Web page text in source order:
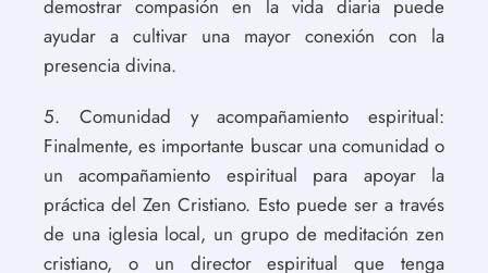
demostrar compasión en la vida diaria puede
ayudar a cultivar una mayor conexión con la
presencia divina.
5. Comunidad y acompañamiento espiritual:
Finalmente, es importante buscar una comunidad o
un acompañamiento espiritual para apoyar la
práctica del Zen Cristiano. Esto puede ser a través
de una iglesia local, un grupo de meditación zen
cristiano, o un director espiritual que tenga